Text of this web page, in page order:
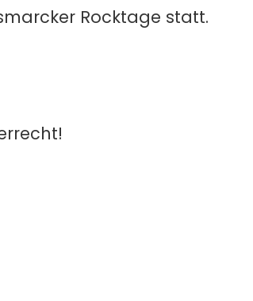
Rocktage statt.